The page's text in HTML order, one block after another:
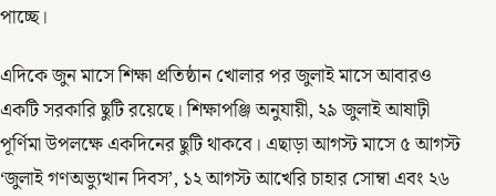
পাচ্ছে।
এদিকে জুন মাসে শিক্ষা প্রতিষ্ঠান খোলার পর জুলাই মাসে আবারও
একটি সরকারি ছুটি রয়েছে। শিক্ষাপঞ্জি অনুযায়ী, ২৯ জুলাই আষাঢ়ী
পূর্ণিমা উপলক্ষে একদিনের ছুটি থাকবে। এছাড়া আগস্ট মাসে ৫ আগস্ট
‘জুলাই গণঅভ্যুত্থান দিবস’, ১২ আগস্ট আখেরি চাহার সোম্বা এবং ২৬